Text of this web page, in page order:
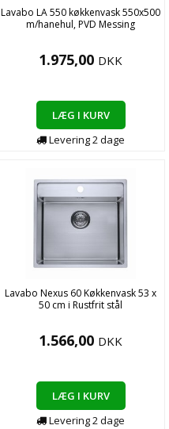
Lavabo LA 550 køkkenvask 550x500
m/hanehul, PVD Messing
1.975,00 DKK
LÆG I KURV
Levering2dage
Lavabo Nexus 60 Køkkenvask 53 x
50 cm i Rustfrit stål
1.566,00 DKK
LÆG I KURV
Levering2dage